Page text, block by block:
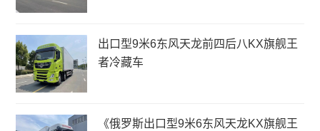
出口型9米6东风天龙前四后八KX旗舰王
者冷藏车
《俄罗斯出口型9米6东风天龙KX旗舰王